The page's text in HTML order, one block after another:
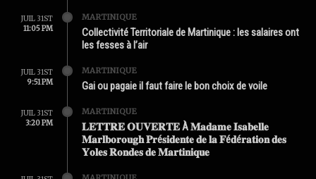
JUIL 31ST
11:05 PM
MARTINIQUE
Collectivité Territoriale de Martinique : les salaires ont
les fesses à l’air
JUIL 31ST
9:51 PM
MARTINIQUE
Gai ou pagaie il faut faire le bon choix de voile
JUIL 31ST
3:20 PM
MARTINIQUE
𝐋𝐄𝐓𝐓𝐑𝐄 𝐎𝐔𝐕𝐄𝐑𝐓𝐄 À 𝐌𝐚𝐝𝐚𝐦𝐞 𝐈𝐬𝐚𝐛𝐞𝐥𝐥𝐞
𝐌𝐚𝐫𝐥𝐛𝐨𝐫𝐨𝐮𝐠𝐡 𝐏𝐫é𝐬𝐢𝐝𝐞𝐧𝐭𝐞 𝐝𝐞 𝐥𝐚 𝐅é𝐝é𝐫𝐚𝐭𝐢𝐨𝐧 𝐝𝐞𝐬
𝐘𝐨𝐥𝐞𝐬 𝐑𝐨𝐧𝐝𝐞𝐬 𝐝𝐞 𝐌𝐚𝐫𝐭𝐢𝐧𝐢𝐪𝐮𝐞